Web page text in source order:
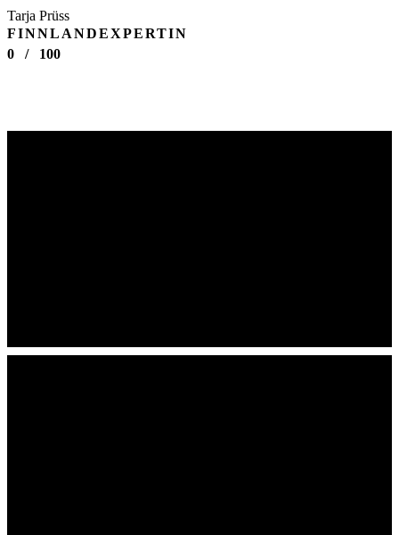
Tarja Prüss
FINNLANDEXPERTIN
0
/ 100